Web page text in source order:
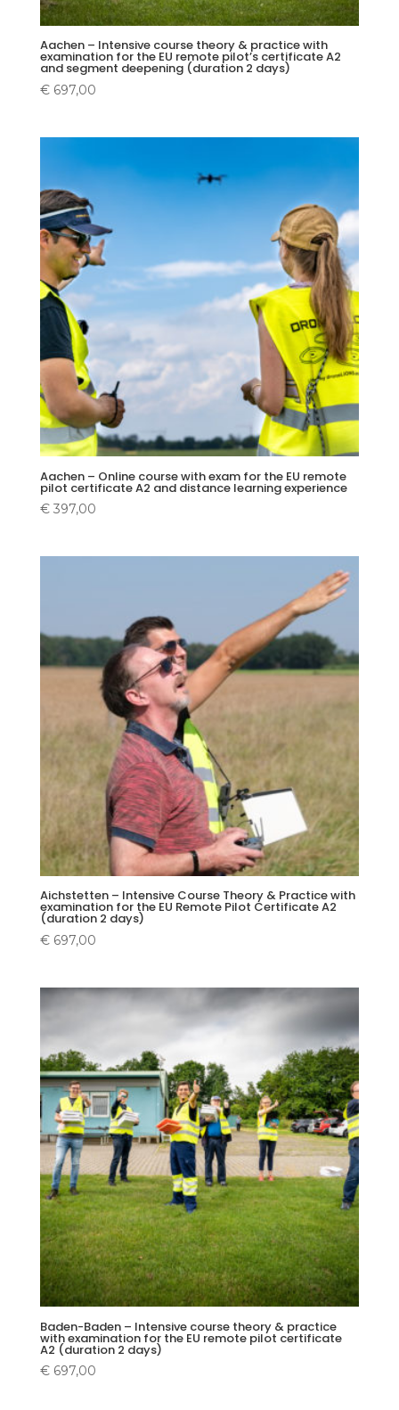
Aachen – Intensive course theory & practice with
examination for the EU remote pilot’s certificate A2
and segment deepening (duration 2 days)
€697,00
Aachen – Online course with exam for the EU remote
pilot certificate A2 and distance learning experience
€397,00
Aichstetten – Intensive Course Theory & Practice with
examination for the EU Remote Pilot Certificate A2
(duration 2 days)
€697,00
Baden-Baden – Intensive course theory & practice
with examination for the EU remote pilot certificate
A2 (duration 2 days)
€697,00